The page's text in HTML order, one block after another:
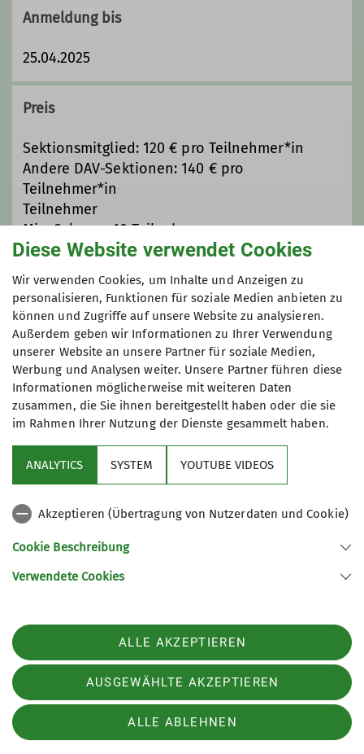
Anmeldung bis
25.04.2025
Preis
Sektionsmitglied: 120 € pro Teilnehmer*in
Andere DAV-Sektionen: 140 € pro
Teilnehmer*in
Teilnehmer
Min. 3 / max. 10 Teilnehmer
Maximale Teilnehmeranzahl
10
Sektion
Gruppen im Fokus
34131 Kassel
Telefon +49561104046
Datenschutz-Einstellungen
Impressum
Diese Website verwendet Cookies
Wir verwenden Cookies, um Inhalte und Anzeigen zu
personalisieren, Funktionen für soziale Medien anbieten zu
können und Zugriffe auf unsere Website zu analysieren.
Außerdem geben wir Informationen zu Ihrer Verwendung
unserer Website an unsere Partner für soziale Medien,
Werbung und Analysen weiter. Unsere Partner führen diese
Informationen möglicherweise mit weiteren Daten
zusammen, die Sie ihnen bereitgestellt haben oder die sie
im Rahmen Ihrer Nutzung der Dienste gesammelt haben.
ANALYTICS SYSTEM YOUTUBE VIDEOS
Akzeptieren (Übertragung von Nutzerdaten und Cookie)
Cookie Beschreibung
Verwendete Cookies
ALLE AKZEPTIEREN
AUSGEWÄHLTE AKZEPTIEREN
ALLE ABLEHNEN